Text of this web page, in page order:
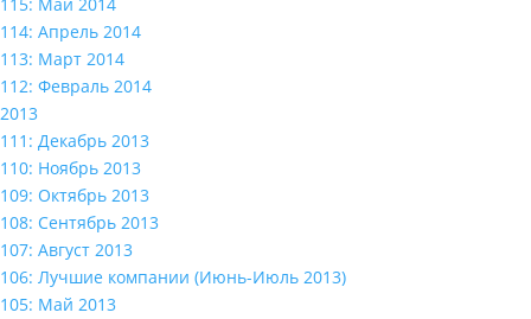
114: Апрель 2014
113: Март 2014
112: Февраль 2014
2013
111: Декабрь 2013
110: Ноябрь 2013
109: Октябрь 2013
108: Сентябрь 2013
107: Август 2013
106: Лучшие компании (Июнь-Июль 2013)
105: Май 2013